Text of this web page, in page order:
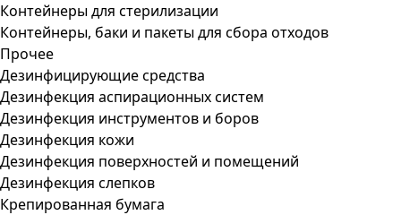
Контейнеры для стерилизации
Контейнеры, баки и пакеты для сбора отходов
Прочее
Дезинфицирующие средства
Дезинфекция аспирационных систем
Дезинфекция инструментов и боров
Дезинфекция кожи
Дезинфекция поверхностей и помещений
Дезинфекция слепков
Крепированная бумага